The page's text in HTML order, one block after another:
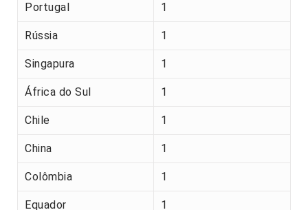
Portugal 1
Rússia 1
Singapura 1
África do Sul 1
Chile 1
China 1
Colômbia 1
Equador 1